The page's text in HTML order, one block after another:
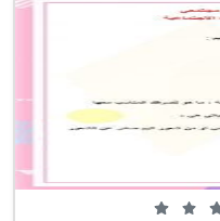
0 من 5 (0 تصويت)